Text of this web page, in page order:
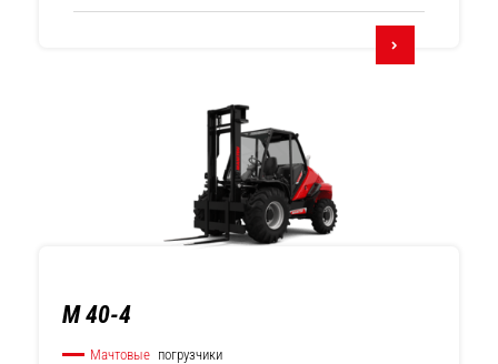
M 40-4
Мачтовые погрузчики